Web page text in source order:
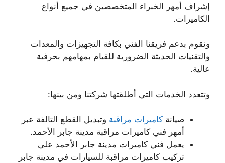
إشراف أمهر الخبراء المتخصصين في جميع أنواع
الكاميرات.
ونقوم بدعم فريقنا الفني بكافة التجهيزات والمعدات
والتقنيات الحديثة الضرورية للقيام بمهامهم بحرفية
عالية.
وتتعدد الخدمات التي أطلقتها شركتنا ومن بينها:
صيانة كاميرات مراقبة وتبديل القطع التالفة عبر
أمهر فني كاميرات مراقبة مدينة جابر الأحمد.
يعمل فني كاميرات مدينة جابر الأحمد على
تركيب كاميرات مراقبة للسيارات في مدينة جابر